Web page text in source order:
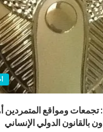
تجمعات ومواقع المتمردين
بالقانون الدولي الإنساني